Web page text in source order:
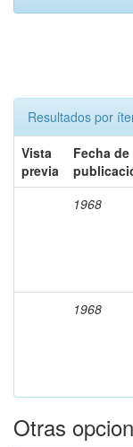
Resultados por
Vista
previa
Fecha de
1968
1968
Otras